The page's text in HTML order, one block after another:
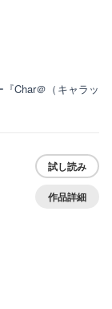
Char＠（キャラッ
試し読み
作品詳細